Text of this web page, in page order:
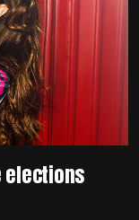
elections